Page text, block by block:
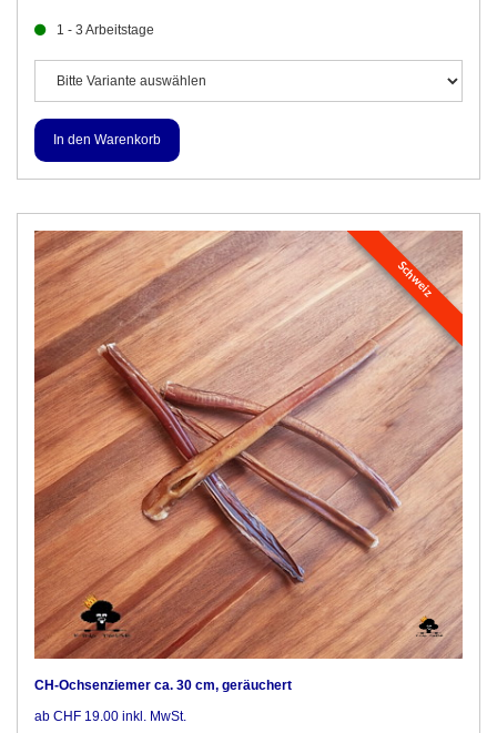
1 - 3 Arbeitstage
Schweiz
CH-Ochsenziemer ca. 30 cm, geräuchert
ab CHF 19.00 inkl. MwSt.